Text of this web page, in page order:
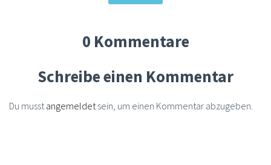
0 Kommentare
Schreibe einen Kommentar
Du musstangemeldetsein, um einen Kommentar abzugeben.